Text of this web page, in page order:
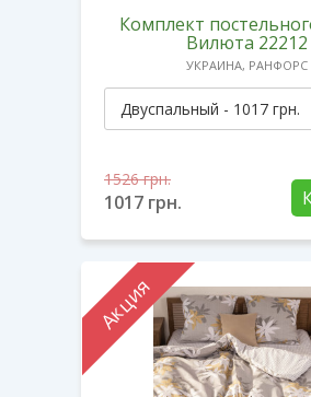
Комплект
Вилюта 22212
УКРАИНА, РАНФОРС
1526грн.
1017 грн.
Акция